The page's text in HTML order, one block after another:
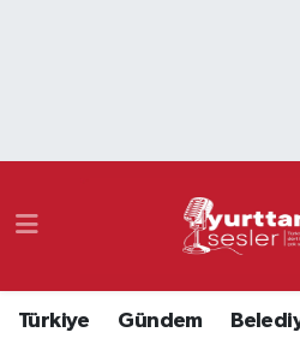
Türkiye Gündem
Namaz Vakitleri
Süper Lig Puan Durumu